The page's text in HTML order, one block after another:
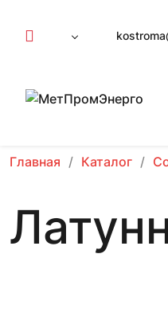
Главная Каталог